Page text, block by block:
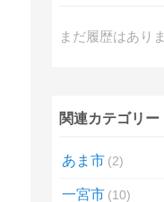
まだ履歴はあり
関連カテゴリー
あま市 2
一宮市 10